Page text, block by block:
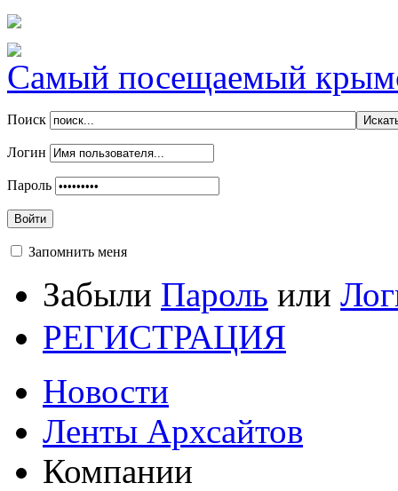
Самый посещаемый
Поиск
Логин
Пароль
Войти
Запомнить меня
Забыли Пароль или
РЕГИСТРАЦИЯ
Новости
Ленты Архсайтов
Компании